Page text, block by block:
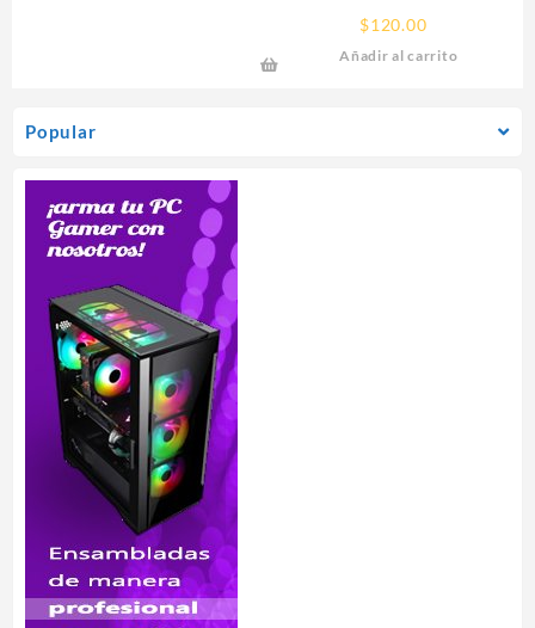
Popular
IPHONE 9H RHINOGLASS
$120.00
Añadir al carrito